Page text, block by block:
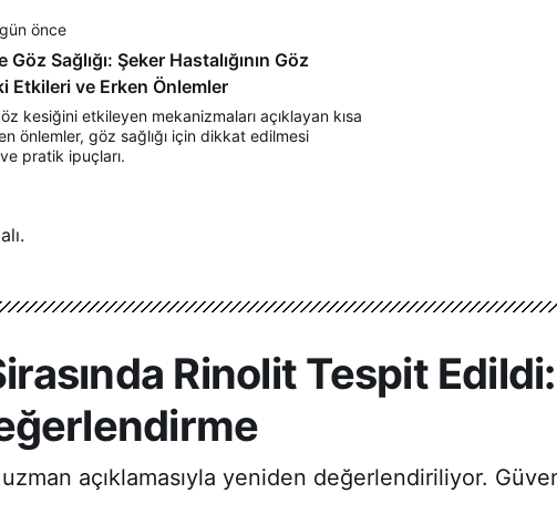
önce
Göz Sağlığı: Şeker Hastalığının Göz
Etkileri ve Erken Önlemler
kesiğini etkileyen mekanizmaları açıklayan kısa
önlemler, göz sağlığı için dikkat edilmesi
pratik ipuçları.
Rinolit Tespit
açıklamasıyla yeniden değerlendiriliyor.